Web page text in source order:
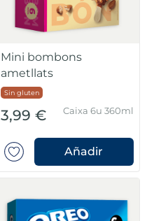
Mini bombons
ametllats
Sin gluten
3,99 € Caixa 6u 360ml
Añadir